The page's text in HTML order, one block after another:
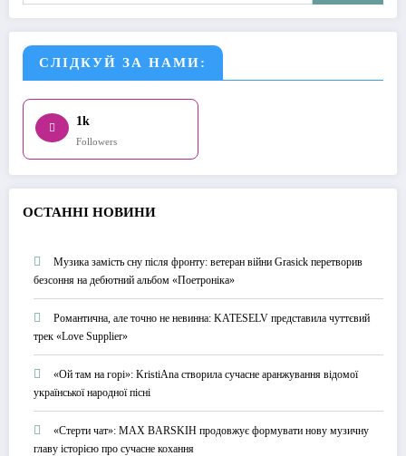
СЛІДКУЙ ЗА НАМИ:
1k
Followers
ОСТАННІ НОВИНИ
Музика замість сну після фронту: ветеран війни Grasick перетворив
безсоння на дебютний альбом «Поетроніка»
Романтична, але точно не невинна: KATESELV представила чуттєвий
трек «Love Supplier»
«Ой там на горі»: KristiAna створила сучасне аранжування відомої
української народної пісні
«Стерти чат»: MAX BARSKIH продовжує формувати нову музичну
главу історією про сучасне кохання